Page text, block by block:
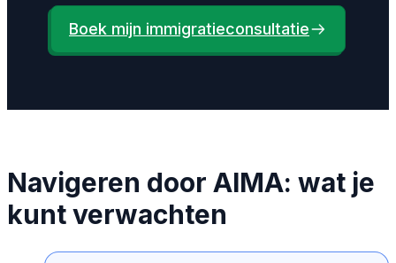
Boek mijn immigratieconsultatie
Navigeren door AIMA: wat je
kunt verwachten